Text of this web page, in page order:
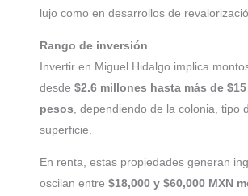
lujo como en desarrollos de
Rango de inversión
Invertir en Miguel Hidalgo implica
desde $2.6 millones hasta más de
pesos, dependiendo de la colonia, tipo
superficie.
En renta, estas propiedades generan
oscilan entre $18,000 y $60,000 MXN